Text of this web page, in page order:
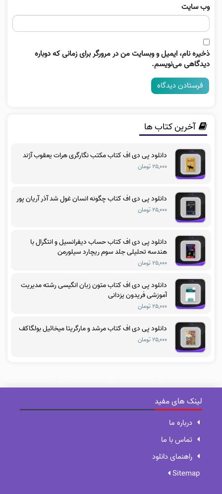
وب‌ سایت
ذخیره نام، ایمیل و وبسایت من در مرورگر برای زمانی که دوباره
دیدگاهی می‌نویسم.
آخرین کتاب ها
دانلود پی دی اف کتاب مکتب نگارگری هرات یعقوب آژند
۲۵,۰۰۰ تومان
دانلود پی دی اف کتاب چگونه انسان غول شد آذر آریان پور
۲۵,۰۰۰ تومان
دانلود پی دی اف کتاب حساب دیفرانسیل و انتگرال با
هندسه تحلیلی جلد سوم ریچارد سیلورمن
۲۵,۰۰۰ تومان
دانلود پی دی اف کتاب متون زبان انگیسی رشته مدیریت
آموزشی فریدون یزدانی
۲۵,۰۰۰ تومان
دانلود پی دی اف کتاب مرشد و مارگریتا میخائیل بولگاکف
۲۵,۰۰۰ تومان
لینک های مفید
درباره ما
تماس با ما
راهنمای دانلود
Sitemap